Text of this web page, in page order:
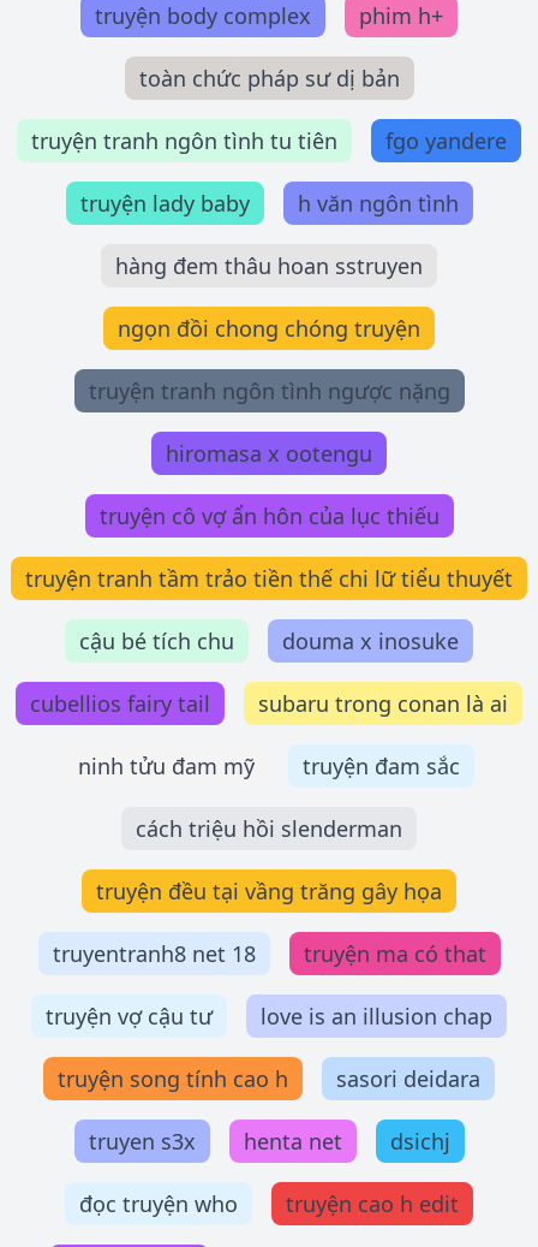
truyện body complex phim h+
toàn chức pháp sư dị bản
truyện tranh ngôn tình tu tiên fgo yandere
truyện lady baby h văn ngôn tình
hàng đem thâu hoan sstruyen
ngọn đồi chong chóng truyện
truyện tranh ngôn tình ngược nặng
hiromasa x ootengu
truyện cô vợ ẩn hôn của lục thiếu
truyện tranh tầm trảo tiền thế chi lữ tiểu thuyết
cậu bé tích chu douma x inosuke
cubellios fairy tail subaru trong conan là ai
ninh tửu đam mỹ truyện đam sắc
cách triệu hồi slenderman
truyện đều tại vầng trăng gây họa
truyentranh8 net 18 truyện ma có that
truyện vợ cậu tư love is an illusion chap
truyện song tính cao h sasori deidara
truyen s3x henta net dsichj
đọc truyện who truyện cao h edit